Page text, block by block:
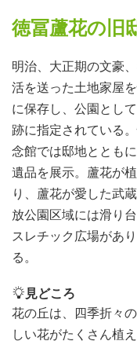
徳冨蘆花の旧
明治、大正期の文豪
活を送った土地家屋
に保存し、公園とし
跡に指定されている
念館では邸地ととも
遺品を展示。蘆花が
り、蘆花が愛した武
放公園区域には滑り
スレチック広場があ
る。
見どころ
花の丘は、四季折々
しい花がたくさん植え